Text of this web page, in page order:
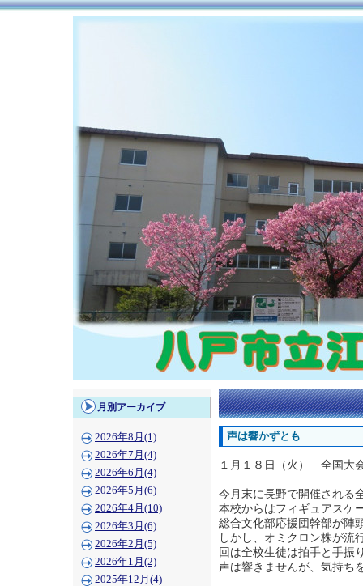
月別アーカイブ
2026年8月(1)
2026年7月(4)
2026年6月(4)
2026年5月(6)
2026年4月(10)
2026年3月(6)
2026年2月(5)
2026年1月(2)
2025年12月(4)
声は響かずとも
１月１８日（火） 全国大
今月末に長野で開催される
本校からはフィギュアスケ
総合文化部応援団幹部が陣
しかし、オミクロン株が流
回は全校生徒は拍手と手振
声は響きませんが、気持ち